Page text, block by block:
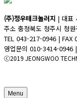
(주)정우테크놀러지 | 대표
주소 충청북도 청주시 청
TEL 043-217-0946 | FAX
영업문의 010-3414-
ⓒ2019 JEONGWOO
Menu